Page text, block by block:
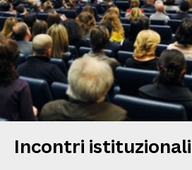
Incontri istituzionali